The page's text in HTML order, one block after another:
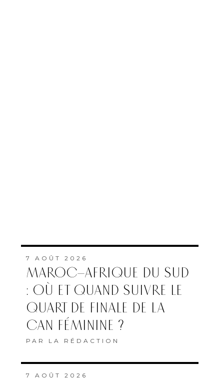
7 AOÛT 2026
MAROC–AFRIQUE DU SUD
: OÙ ET QUAND SUIVRE LE
QUART DE FINALE DE LA
CAN FÉMININE ?
PAR LA RÉDACTION
7 AOÛT 2026